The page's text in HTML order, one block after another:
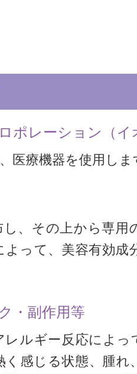
ポレーション（イ
医療機器を使用しま
し、その上から専用
って、美容有効成
・副作用等
レルギー反応によっ
感じる状態、腫れ